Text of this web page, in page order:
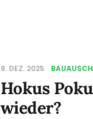
9. DEZ. 2025
Hokus
wieder?